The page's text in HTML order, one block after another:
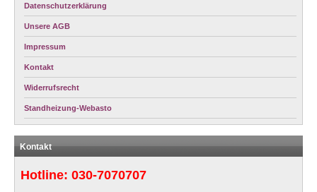
Datenschutzerklärung
Unsere AGB
Impressum
Kontakt
Widerrufsrecht
Standheizung-Webasto
Kontakt
Hotline: 030-7070707